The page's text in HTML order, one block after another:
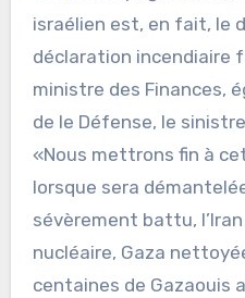
israélien est, en fait, le
déclaration incendiaire
ministre des Finances,
de le Défense, le
«Nous mettrons fin à
lorsque sera
sévèrement battu,
nucléaire, Gaza
centaines de Gazaouis